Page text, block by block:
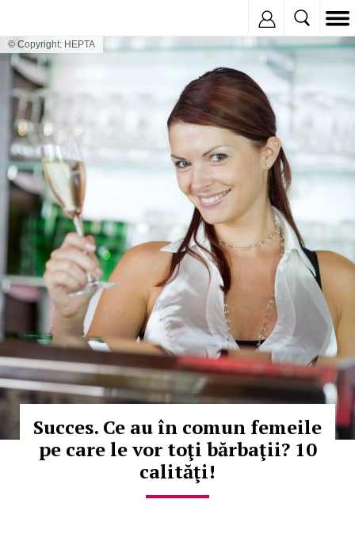
© Copyright: HEPTA
Succes. Ce au în comun femeile
pe care le vor toţi bărbaţii? 10
calităţi!